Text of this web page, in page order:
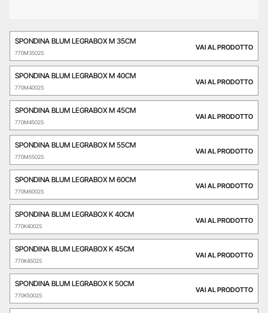
SPONDINA BLUM LEGRABOX M 35CM
770M3502S
VAI AL PRODOTTO
SPONDINA BLUM LEGRABOX M 40CM
770M4002S
VAI AL PRODOTTO
SPONDINA BLUM LEGRABOX M 45CM
770M4502S
VAI AL PRODOTTO
SPONDINA BLUM LEGRABOX M 55CM
770M5502S
VAI AL PRODOTTO
SPONDINA BLUM LEGRABOX M 60CM
770M6002S
VAI AL PRODOTTO
SPONDINA BLUM LEGRABOX K 40CM
770K4002S
VAI AL PRODOTTO
SPONDINA BLUM LEGRABOX K 45CM
770K4502S
VAI AL PRODOTTO
SPONDINA BLUM LEGRABOX K 50CM
770K5002S
VAI AL PRODOTTO